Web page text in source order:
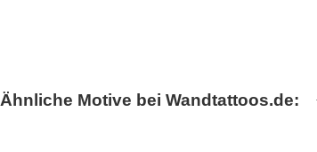
Ähnliche Motive bei Wandtattoos.de: